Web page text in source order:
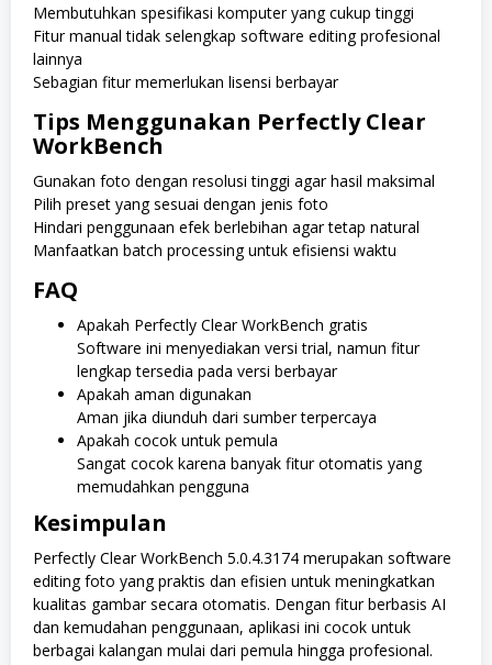
Membutuhkan spesifikasi komputer yang cukup tinggi
Fitur manual tidak selengkap software editing profesional
lainnya
Sebagian fitur memerlukan lisensi berbayar
Tips Menggunakan Perfectly Clear
WorkBench
Gunakan foto dengan resolusi tinggi agar hasil maksimal
Pilih preset yang sesuai dengan jenis foto
Hindari penggunaan efek berlebihan agar tetap natural
Manfaatkan batch processing untuk efisiensi waktu
FAQ
Apakah Perfectly Clear WorkBench gratis
Software ini menyediakan versi trial, namun fitur
lengkap tersedia pada versi berbayar
Apakah aman digunakan
Aman jika diunduh dari sumber terpercaya
Apakah cocok untuk pemula
Sangat cocok karena banyak fitur otomatis yang
memudahkan pengguna
Kesimpulan
Perfectly Clear WorkBench 5.0.4.3174 merupakan software
editing foto yang praktis dan efisien untuk meningkatkan
kualitas gambar secara otomatis. Dengan fitur berbasis AI
dan kemudahan penggunaan, aplikasi ini cocok untuk
berbagai kalangan mulai dari pemula hingga profesional.